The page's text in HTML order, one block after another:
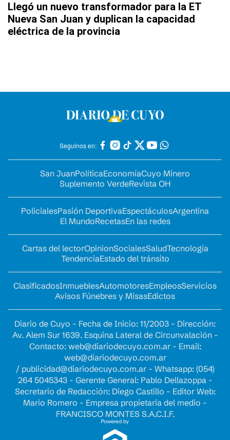
Llegó un nuevo transformador para la ET
Nueva San Juan y duplican la capacidad
eléctrica de la provincia
Seguinos en:
San JuanPolíticaEconomíaCuyo Minero
Suplemento VerdeRevista OH
PolicialesPasión DeportivaEspectáculosArgentina
El MundoRecetasEn las redes
Cartas del lectorOpinionSocialesSaludTecnología
TendenciaEstado del tránsito
ClasificadosInmueblesAutomotoresEmpleosServicios
Avisos Fúnebres y MisasEdictos
Diario de Cuyo - Fecha de Inicio: 11/2003 - Dirección:
Av. Alem Sur 1639. Esquina Lateral de Circunvalación -
Contacto: web@diariodecuyo.com.ar- Email:
web@diariodecuyo.com.ar
/ publicidad@diariodecuyo.com.ar- Whatsapp: (054)
264 5045343 - Gerente General: Pablo Dellazoppa -
Secretario de Redacción: Diego Castillo - Editor Web:
Mario Romero - Empresa propietaria del medio -
FRANCISCO MONTES S.A.C.I.F.